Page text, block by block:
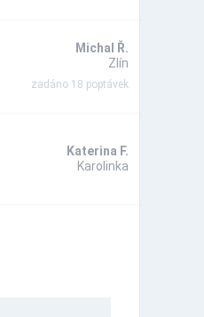
Michal Ř.
Zlín
zadáno 18 poptávek
Katerina F.
Karolinka